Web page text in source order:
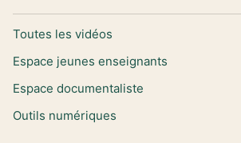
Toutes les vidéos
Espace jeunes enseignants
Espace documentaliste
Outils numériques